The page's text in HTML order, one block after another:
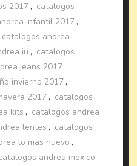
2017 , catalogos
infantil 2017 ,
catalogos andrea
iu , catalogos
jeans 2017 ,
invierno 2017 ,
2017 , catalogos
kits , catalogos andrea
lentes , catalogos
lo mas nuevo ,
andrea mexico